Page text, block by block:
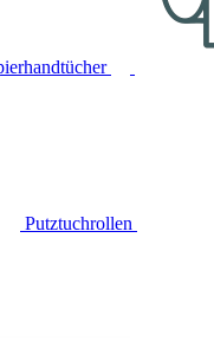
Putztuchrollen